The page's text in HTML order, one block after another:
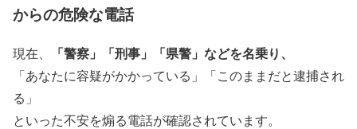
からの危険な電話
現在、 「警察」「刑事」「県警」などを名乗り、
「あなたに容疑がかかっている」「このままだと逮捕され
る」
といった不安を煽る電話が確認されています。